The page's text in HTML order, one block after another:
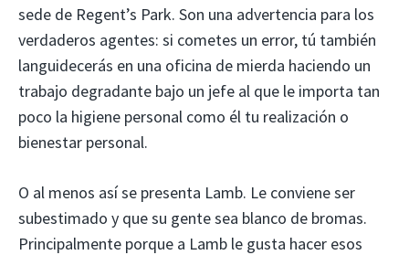
sede de Regent’s Park. Son una advertencia para los
verdaderos agentes: si cometes un error, tú también
languidecerás en una oficina de mierda haciendo un
trabajo degradante bajo un jefe al que le importa tan
poco la higiene personal como él tu realización o
bienestar personal.
O al menos así se presenta Lamb. Le conviene ser
subestimado y que su gente sea blanco de bromas.
Principalmente porque a Lamb le gusta hacer esos